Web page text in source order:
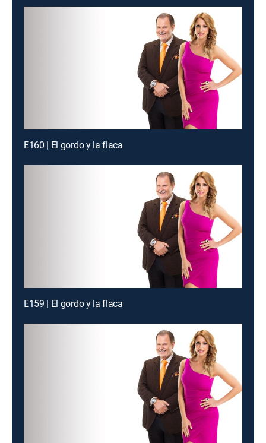
E160 | El gordo y la flaca
E159 | El gordo y la flaca